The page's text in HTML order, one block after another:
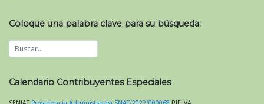
Coloque una palabra clave para su búsqueda:
Calendario Contribuyentes Especiales